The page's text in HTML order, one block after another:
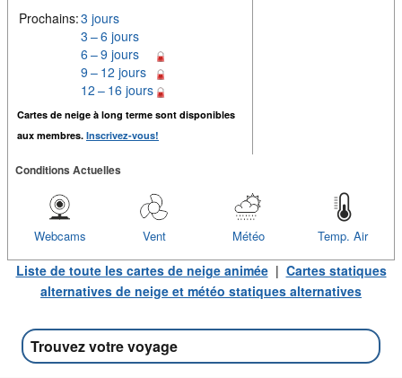
Prochains:3 jours
3 – 6 jours
6 – 9 jours
9 – 12 jours
12 – 16 jours
Cartes de neige à long terme sont disponibles
aux membres. Inscrivez-vous!
Conditions Actuelles
Temp. Air
Météo
Vent
Webcams
Liste de toute les cartes de neige animée| Cartes statiques
alternatives de neige et météo statiques alternatives
Trouvez votre voyage